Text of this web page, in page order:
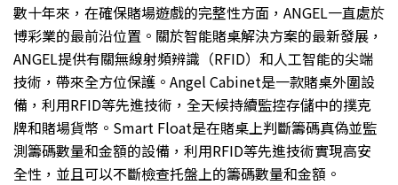
數十年來，在確保賭場遊戲的完整性方面，ANGEL一直處於
博彩業的最前沿位置。關於智能賭桌解決方案的最新發展，
ANGEL提供有關無線射頻辨識（RFID）和人工智能的尖端
技術，帶來全方位保護。Angel Cabinet是一款賭桌外圍設
備，利用RFID等先進技術，全天候持續監控存儲中的撲克
牌和賭場貨幣。Smart Float是在賭桌上判斷籌碼真偽並監
測籌碼數量和金額的設備，利用RFID等先進技術實現高安
全性，並且可以不斷檢查托盤上的籌碼數量和金額。